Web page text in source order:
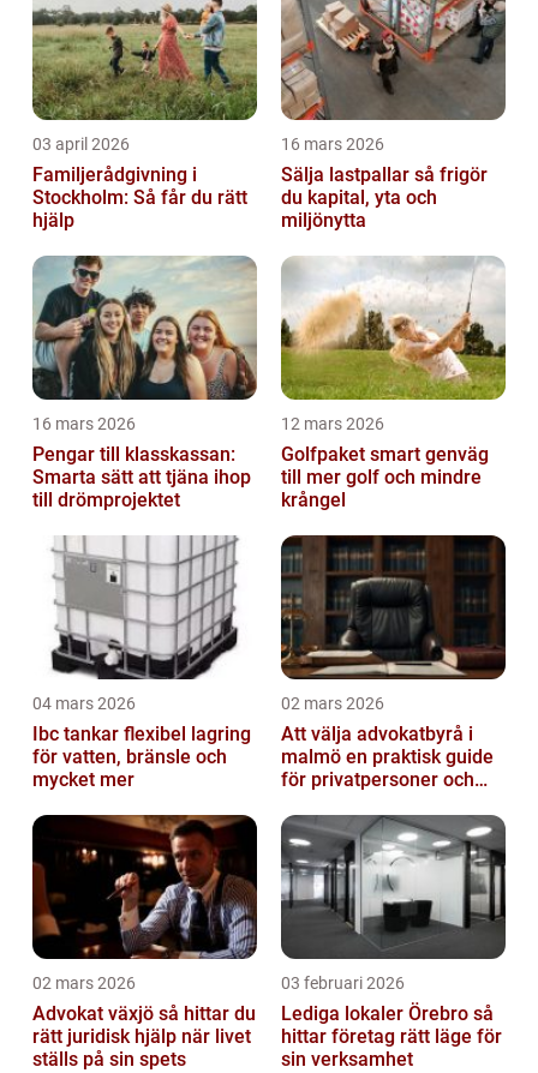
03 april 2026
Familjerådgivning i
Stockholm: Så får du rätt
hjälp
16 mars 2026
Sälja lastpallar så frigör
du kapital, yta och
miljönytta
16 mars 2026
Pengar till klasskassan:
Smarta sätt att tjäna ihop
till drömprojektet
12 mars 2026
Golfpaket smart genväg
till mer golf och mindre
krångel
04 mars 2026
Ibc tankar flexibel lagring
för vatten, bränsle och
mycket mer
02 mars 2026
Att välja advokatbyrå i
malmö en praktisk guide
för privatpersoner och
02 mars 2026
Advokat växjö så hittar du
rätt juridisk hjälp när livet
ställs på sin spets
03 februari 2026
Lediga lokaler Örebro så
hittar företag rätt läge för
sin verksamhet